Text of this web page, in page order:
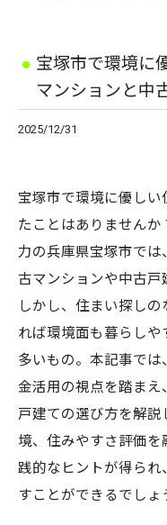
宝塚市で環境に
マンションと中
2025/12/31
宝塚市で環境に優しい
たことはありません
力の兵庫県宝塚市で
古マンションや中古戸
しかし、住まい探し
れば環境面も暮らしや
多いもの。本記事で
金活用の視点を踏ま
戸建ての選び方を解説
境、住みやすさ評価
践的なヒントが得られ
すことができるでしょ